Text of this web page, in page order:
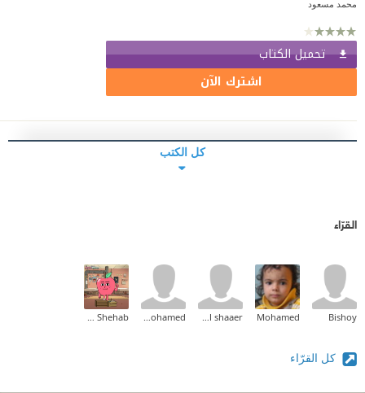
محمد مسعود
تحميل الكتاب
اشترك الآن
كل الكتب
القرّاء
Bishoy
Mohamed
mohamed el shaaer
amr mohamed
Tarek Shehab
كل القرّاء